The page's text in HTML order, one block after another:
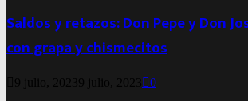
Saldos y retazos: Don Pepe y Don
con grapa y chismecitos
9 julio, 20239 julio, 2023 0